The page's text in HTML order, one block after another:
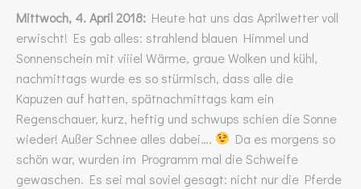
Mittwoch, 4. April 2018: Heute hat uns das Aprilwetter voll
erwischt! Es gab alles: strahlend blauen Himmel und
Sonnenschein mit viiiel Wärme, graue Wolken und kühl,
nachmittags wurde es so stürmisch, dass alle die
Kapuzen auf hatten, spätnachmittags kam ein
Regenschauer, kurz, heftig und schwups schien die Sonne
wieder! Außer Schnee alles dabei….
Da es morgens so
schön war, wurden im Programm mal die Schweife
gewaschen. Es sei mal soviel gesagt: nicht nur die Pferde